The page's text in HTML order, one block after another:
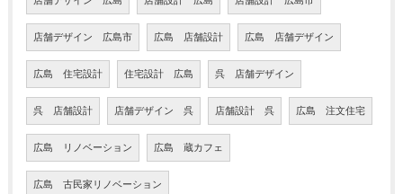
店舗デザイン 広島市 広島 店舗設計 広島 店舗デザイン
広島 住宅設計 住宅設計 広島 呉 店舗デザイン
呉 店舗設計 店舗デザイン 呉 店舗設計 呉 広島 注文住宅
広島 リノベーション 広島 蔵カフェ
広島 古民家リノベーション